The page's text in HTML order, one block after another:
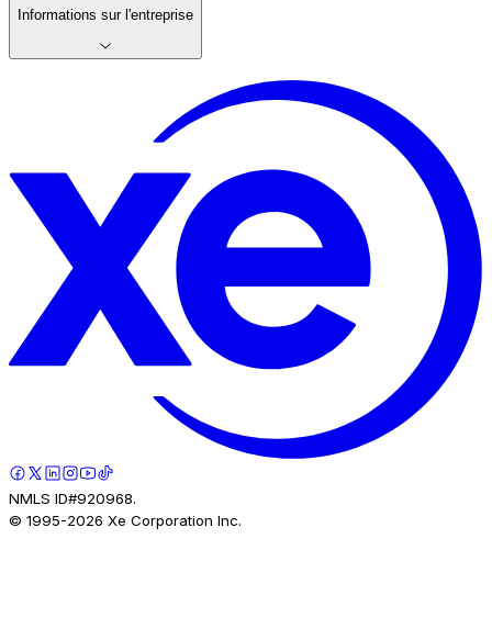
Informations sur l'entreprise
NMLS ID#920968.
© 1995-2026 Xe Corporation Inc.